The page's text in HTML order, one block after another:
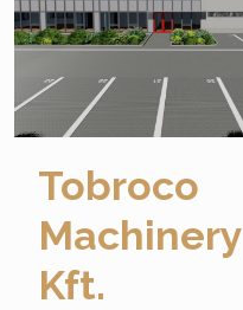
Tobroco
Machinery
Kft.